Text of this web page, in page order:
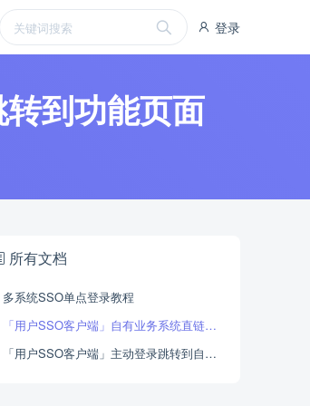
登录
到功能页面
所有文档
多系统SSO单点登录教程
「用户SSO客户端」自有业务系统直链登录，自动登录后跳转到功能页面
「用户SSO客户端」主动登录跳转到自有业务系统用户体系